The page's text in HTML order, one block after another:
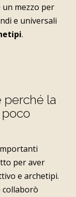
un mezzo per
e universali
.
perché la
per aver
e archetipi.
collaborò